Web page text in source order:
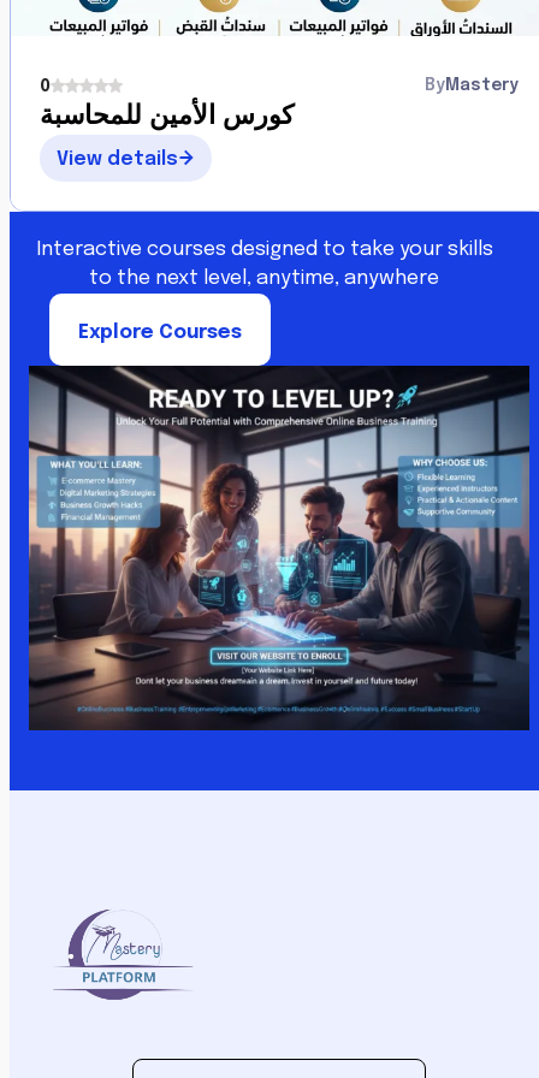
0 By Mastery
كورس الأمين للمحاسبة
View details
Interactive courses designed to take your skills
to the next level, anytime, anywhere
Explore Courses